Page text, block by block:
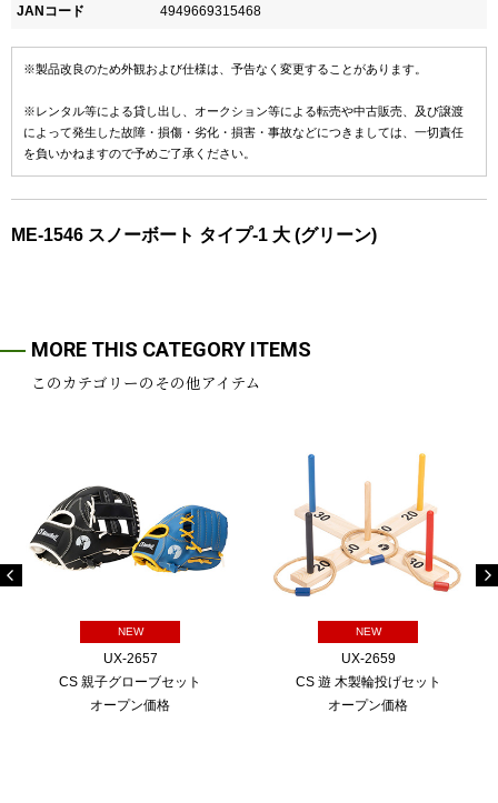
JANコード 4949669315468
※製品改良のため外観および仕様は、予告なく変更することがあります。
※レンタル等による貸し出し、オークション等による転売や中古販売、及び譲渡
によって発生した故障・損傷・劣化・損害・事故などにつきましては、一切責任
を負いかねますので予めご了承ください。
ME-1546 スノーボート タイプ-1 大 (グリーン)
MORE THIS CATEGORY ITEMS
このカテゴリーのその他アイテム
NEW
UX-2657
CS 親子グローブセット
オープン価格
NEW
UX-2659
CS 遊 木製輪投げセット
オープン価格